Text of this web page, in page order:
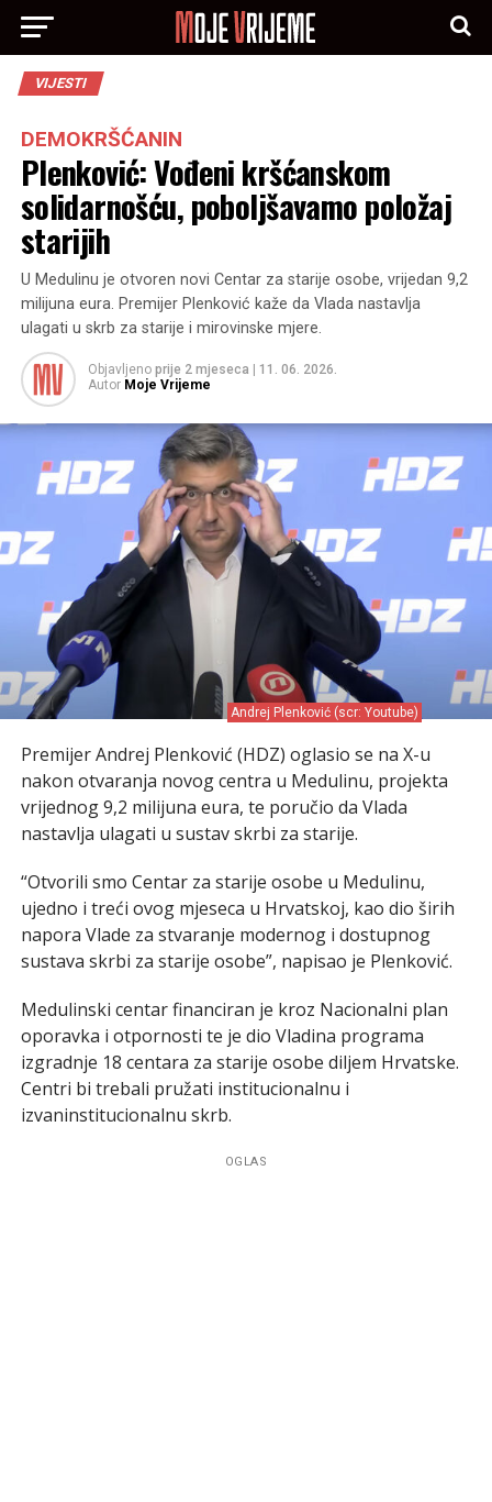
VIJESTI
DEMOKRŠĆANIN
Plenković: Vođeni kršćanskom
solidarnošću, poboljšavamo položaj
starijih
U Medulinu je otvoren novi Centar za starije osobe, vrijedan 9,2
milijuna eura. Premijer Plenković kaže da Vlada nastavlja
ulagati u skrb za starije i mirovinske mjere.
Objavljeno prije 2 mjeseca
11. 06. 2026.
Autor Moje Vrijeme
Andrej Plenković (scr: Youtube)
Premijer Andrej Plenković (HDZ) oglasio se na X-u
nakon otvaranja novog centra u Medulinu, projekta
vrijednog 9,2 milijuna eura, te poručio da Vlada
nastavlja ulagati u sustav skrbi za starije.
“Otvorili smo Centar za starije osobe u Medulinu,
ujedno i treći ovog mjeseca u Hrvatskoj, kao dio širih
napora Vlade za stvaranje modernog i dostupnog
sustava skrbi za starije osobe”, napisao je Plenković.
Medulinski centar financiran je kroz Nacionalni plan
oporavka i otpornosti te je dio Vladina programa
izgradnje 18 centara za starije osobe diljem Hrvatske.
Centri bi trebali pružati institucionalnu i
izvaninstitucionalnu skrb.
OGLAS